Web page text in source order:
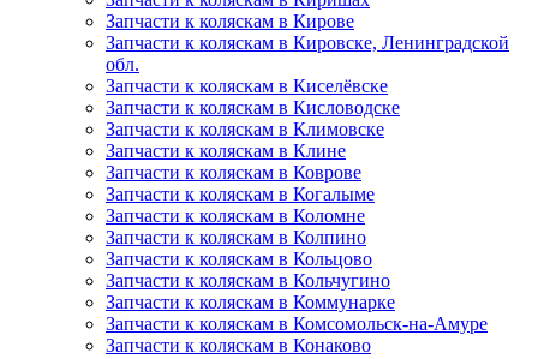
Запчасти к коляскам в Кирове
Запчасти к коляскам в Кировске, Ленинградской
обл.
Запчасти к коляскам в Киселёвске
Запчасти к коляскам в Кисловодске
Запчасти к коляскам в Климовске
Запчасти к коляскам в Клине
Запчасти к коляскам в Коврове
Запчасти к коляскам в Когалыме
Запчасти к коляскам в Коломне
Запчасти к коляскам в Колпино
Запчасти к коляскам в Кольцово
Запчасти к коляскам в Кольчугино
Запчасти к коляскам в Коммунарке
Запчасти к коляскам в Комсомольск-на-Амуре
Запчасти к коляскам в Конаково